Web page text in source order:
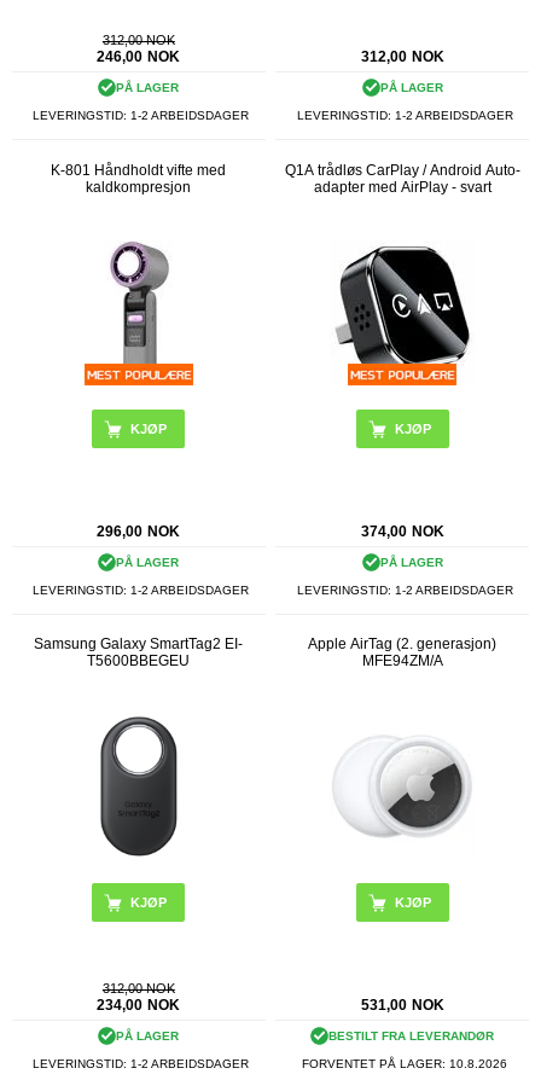
312,00 NOK
246,00 NOK
PÅ LAGER
LEVERINGSTID: 1-2 ARBEIDSDAGER
312,00 NOK
PÅ LAGER
LEVERINGSTID: 1-2 ARBEIDSDAGER
K-801 Håndholdt vifte med
kaldkompresjon
KJØP
296,00 NOK
PÅ LAGER
LEVERINGSTID: 1-2 ARBEIDSDAGER
Q1A trådløs CarPlay / Android Auto-
adapter med AirPlay - svart
374,00 NOK
PÅ LAGER
LEVERINGSTID: 1-2 ARBEIDSDAGER
Samsung Galaxy SmartTag2 EI-
T5600BBEGEU
KJØP
312,00 NOK
234,00 NOK
PÅ LAGER
LEVERINGSTID: 1-2 ARBEIDSDAGER
Apple AirTag (2. generasjon)
MFE94ZM/A
531,00 NOK
BESTILT FRA LEVERANDØR
FORVENTET PÅ LAGER:10.8.2026